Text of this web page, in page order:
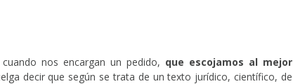
nos encargan un pedido, que escojamos al mejor
decir que según se trata de un texto jurídico, científico, de